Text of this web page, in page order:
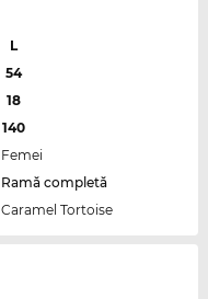
L
54
18
140
Femei
Ramă completă
Caramel Tortoise